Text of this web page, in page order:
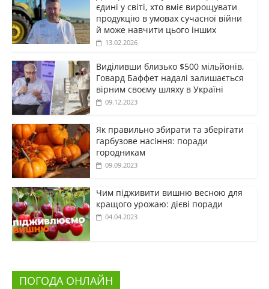
єдині у світі, хто вміє вирощувати
продукцію в умовах сучасної війни
й може навчити цього інших
13.02.2026
Виділивши близько $500 мільйонів,
Говард Баффет надалі залишається
вірним своєму шляху в Україні
09.12.2023
Як правильно збирати та зберігати
гарбузове насіння: поради
городникам
09.09.2023
Чим підживити вишню весною для
кращого урожаю: дієві поради
04.04.2023
ПОГОДА ОНЛАЙН